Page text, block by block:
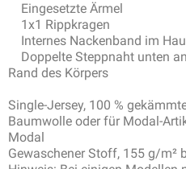
Eingesetzte Ärmel
1x1 Rippkragen
Internes Nackenband im
Doppelte Steppnaht unten
Rand des Körpers
Single-Jersey, 100 %
Baumwolle oder für Modal-
Modal
Gewaschener Stoff, 155 g/m²